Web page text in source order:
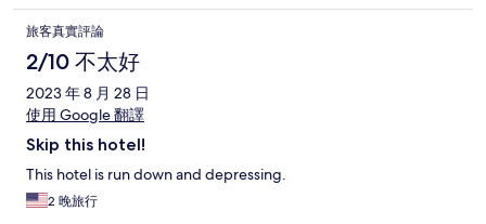
旅客真實評論
2/10 不太好
2023 年 8 月 28 日
使用 Google 翻譯
Skip this hotel!
This hotel is run down and depressing.
2 晚旅行